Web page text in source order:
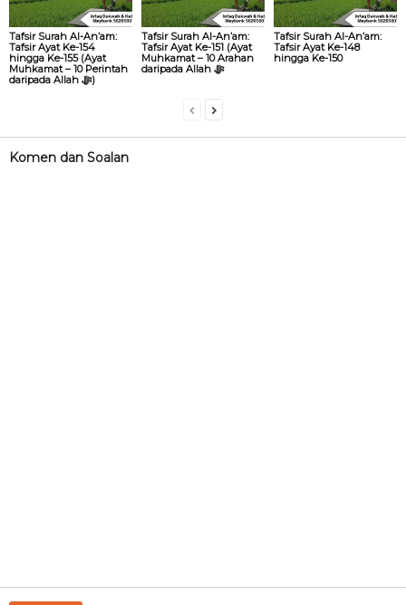
Tafsir Surah Al-An’am:
Tafsir Ayat Ke-154
hingga Ke-155 (Ayat
Muhkamat – 10 Perintah
daripada Allah ‎ﷻ)
Tafsir Surah Al-An’am:
Tafsir Ayat Ke-151 (Ayat
Muhkamat – 10 Arahan
daripada Allah ‎ﷻ
Tafsir Surah Al-An’am:
Tafsir Ayat Ke-148
hingga Ke-150
Komen dan Soalan